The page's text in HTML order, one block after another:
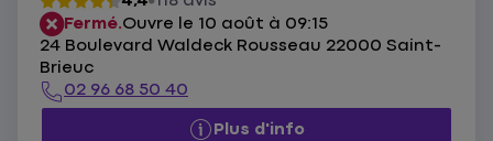
Fermé.Ouvre le 10 août à 09:15
24 Boulevard Waldeck Rousseau 22000 Saint-
Brieuc
02 96 68 50 40
Plus d'info